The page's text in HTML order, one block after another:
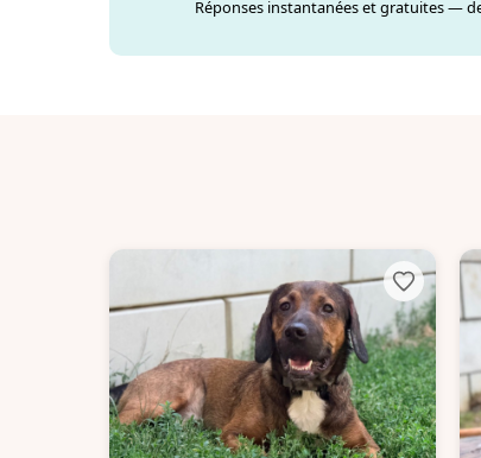
Réponses instantanées et gratuites —